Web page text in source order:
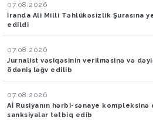
07.08.2026
İranda Ali Milli Təhlükəsizlik Şurasına
edildi
07.08.2026
Jurnalist vəsiqəsinin verilməsinə və
ödəniş ləğv edilib
07.08.2026
Aİ Rusiyanın hərbi-sənaye kompleksinə
sanksiyalar tətbiq edib